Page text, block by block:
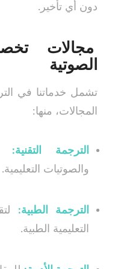
دون أي تأخير.
مجالات
الصوتية
تشمل خدماتنا في
المجالات، منها:
الترجمة التقنية:
والصوتيات التعليمية.
الترجمة الطبية:
التعليمية الطبية.